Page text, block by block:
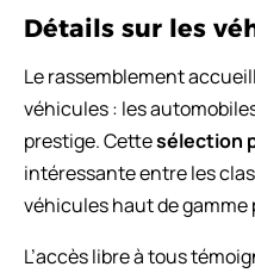
Détails sur les
Le rassemblement
véhicules : les
prestige. Cettesélection
intéressante entre les
véhicules haut de gamme
L’accès libre à tous